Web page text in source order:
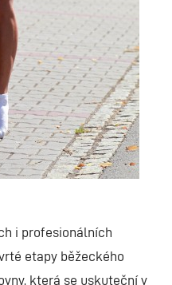
i profesionálních
etapy běžeckého
která se uskuteční v